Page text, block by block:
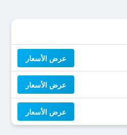
عرض الأسعار
عرض الأسعار
عرض الأسعار